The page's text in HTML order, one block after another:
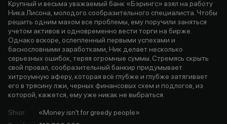
Крупный и весьма уважаемый банк «Бэрингс» взял на работу
Ника Лисона, молодого сообразительного специалиста. Чтобы
решить одним махом все проблемы, ему поручили заняться
учетом активов и одновременно вести торги на бирже.
Однако вскоре, ослепленный первыми успехами и
баснословными заработками, Ник делает несколько
серьезных ошибок, теряя огромные суммы. Стремясь скрыть
свой провал, сообразительный банкир придумывает
хитроумную аферу, которая всё глубже и глубже затягивает
его в трясину лжи, черных финансовых схем и подлогов, из
которой, кажется, ему уже никак не выбраться.
Shior:
«Money isn't for greedy people»